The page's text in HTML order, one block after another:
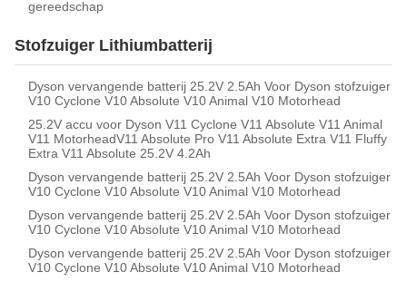
gereedschap
Stofzuiger Lithiumbatterij
Dyson vervangende batterij 25.2V 2.5Ah Voor Dyson stofzuiger
V10 Cyclone V10 Absolute V10 Animal V10 Motorhead
25.2V accu voor Dyson V11 Cyclone V11 Absolute V11 Animal
V11 MotorheadV11 Absolute Pro V11 Absolute Extra V11 Fluffy
Extra V11 Absolute 25.2V 4.2Ah
Dyson vervangende batterij 25.2V 2.5Ah Voor Dyson stofzuiger
V10 Cyclone V10 Absolute V10 Animal V10 Motorhead
Dyson vervangende batterij 25.2V 2.5Ah Voor Dyson stofzuiger
V10 Cyclone V10 Absolute V10 Animal V10 Motorhead
Dyson vervangende batterij 25.2V 2.5Ah Voor Dyson stofzuiger
V10 Cyclone V10 Absolute V10 Animal V10 Motorhead